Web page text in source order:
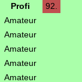
Profi
92.
Amateur
Amateur
Amateur
Amateur
Amateur